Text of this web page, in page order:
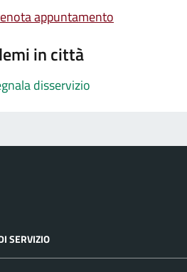
appuntamento
in città
disservizio
SERVIZIO